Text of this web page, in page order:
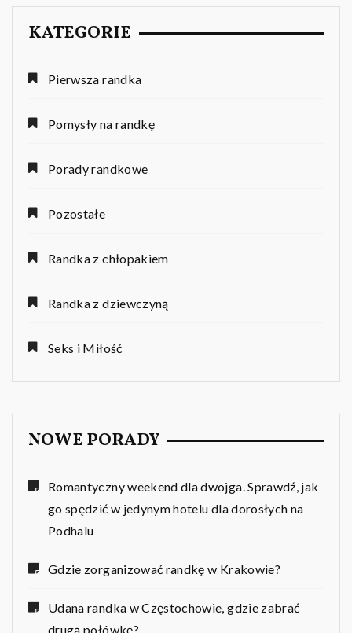
KATEGORIE
Pierwsza randka
Pomysły na randkę
Porady randkowe
Pozostałe
Randka z chłopakiem
Randka z dziewczyną
Seks i Miłość
NOWE PORADY
Romantyczny weekend dla dwojga. Sprawdź, jak
go spędzić w jedynym hotelu dla dorosłych na
Podhalu
Gdzie zorganizować randkę w Krakowie?
Udana randka w Częstochowie, gdzie zabrać
drugą połówkę?